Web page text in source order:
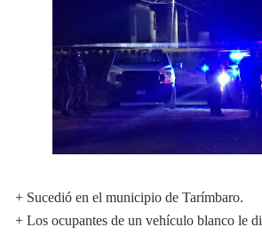
+ Sucedió en el municipio de Tarímbaro.
+ Los ocupantes de un vehículo blanco le